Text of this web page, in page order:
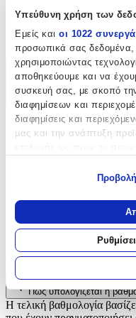
Υπεύθυνη χρήση των
Εμείς και οι 1022
προσωπικά σας δεδομένα,
χρησιμοποιώντας
αποθηκεύουμε και να
συσκευή σας, με σκοπό
διαφημίσεων και
διαφημίσεις και
μας και την ανάπτυξη
Να συλλέξουμε
σας τοποθεσία, οι
απόσταση μερικών
Να
για συγκεκριμένα
Μάθετε περισσότερα
προσωπικών σας
στηνενότητα
Είδος:
Φερμουάρ
Χαρακτηριστικά
Χαρακτηριστικά
Αξιολογήσεις
Προς το παρόν δεν
προστεθούν, θα
Πώς υπολογίζεται η
Η τελική βαθμολογία